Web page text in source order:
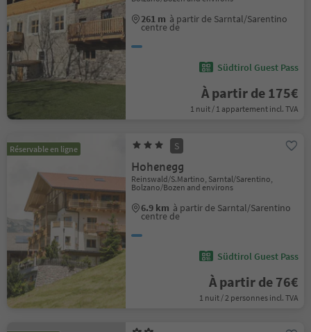
261 m à partir de Sarntal/Sarentino
centre de
Südtirol Guest Pass
À partir de 175€
1 nuit / 1 appartement incl. TVA
Réservable en ligne S
Hohenegg
Reinswald/S.Martino, Sarntal/Sarentino,
Bolzano/Bozen and environs
6.9 km à partir de Sarntal/Sarentino
centre de
Südtirol Guest Pass
À partir de 76€
1 nuit / 2 personnes incl. TVA